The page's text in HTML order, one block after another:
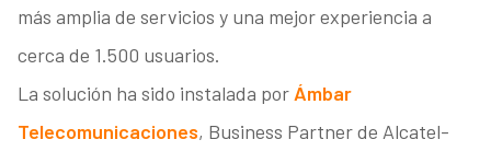
más amplia de servicios y una mejor experiencia a
cerca de 1.500 usuarios.
La solución ha sido instalada porÁmbar
Telecomunicaciones, Business Partner de Alcatel-